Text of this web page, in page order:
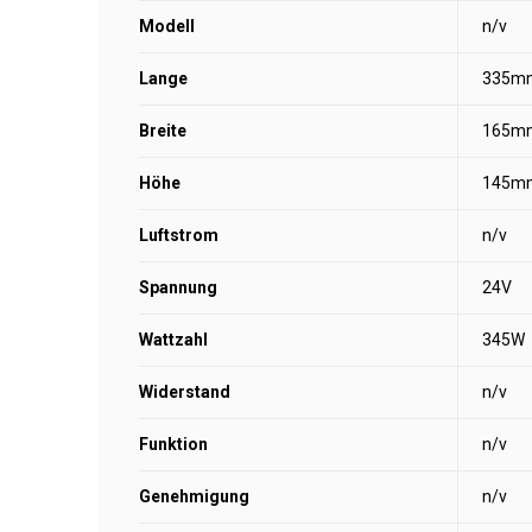
Modell n/v
Lange
Breite
Höhe
Luftstrom n/v
Spannung 24V
Wattzahl 345W
Widerstand n/v
Funktion n/v
Genehmigung n/v